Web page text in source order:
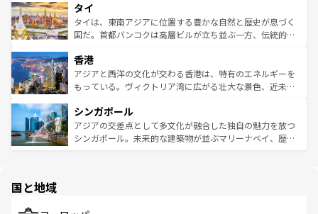
リティに包まれながら、韓国の多彩な魅力を心ゆくまで味
わってみてほしい。 なお、新着の韓国情報はコンテンツ一
覧を参照してほしい。
急速な発展と共に伝統が息づく。ハノイの古い町並みやホ
ーチミン市のフランス統治時代の建物も、独特の雰囲気を
醸し出している。また、バラエティの豊かさとおいしさで
とつ。フォーやバインミー、ベトナムコーヒーなどは、ぜ
ひ現地で味わいたい。どの地域を訪れてもあたたかい人々
が旅行者を迎えてくれるので、きっと忘れられない旅にな
参照してほしい。
タイ
タイは、東南アジアに位置する豊かな自然と歴史が息づく
国だ。首都バンコクは高層ビルが立ち並ぶ一方、伝統的な
の活気が交差している。北部ではチェンマイなどの山岳地
帯で自然と触れ合い、南部ではプーケットやクラビの美し
いビーチでリゾート気分を楽しむことができる。タイ料理
激する。気候は一年中温暖で、どの季節にも異なる楽しみ
が待っている。親しみやすいタイの人々、仏教を中心とし
た文化、そして多様な観光資源が、訪れる旅人を魅了し続
香港
アジアと西洋の文化が交わる香港は、特有のエネルギーを
もっている。ヴィクトリア湾に広がる壮大な景色、近未来
み、どこを訪れても感動するはず。観光スポットが密集し
ており、効率よく見どころを回れるのも魅力。息をのむよ
うな絶景から文化的な体験まで、香港を存分に楽しみ尽く
シンガポール
アジアの交差点として多文化が融合した独自の魅力を放つ
シンガポール。未来的な建築物が並ぶマリーナベイ、歴史
国と地域